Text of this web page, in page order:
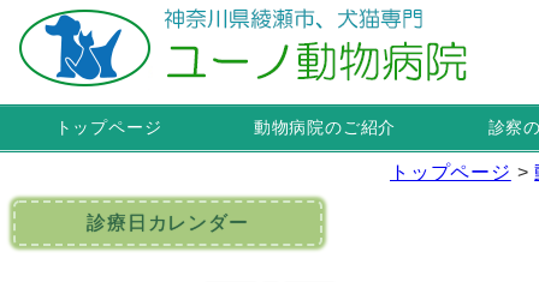
トップページ 動物病院のご紹介 診察
トップページ >
診療日カレンダー